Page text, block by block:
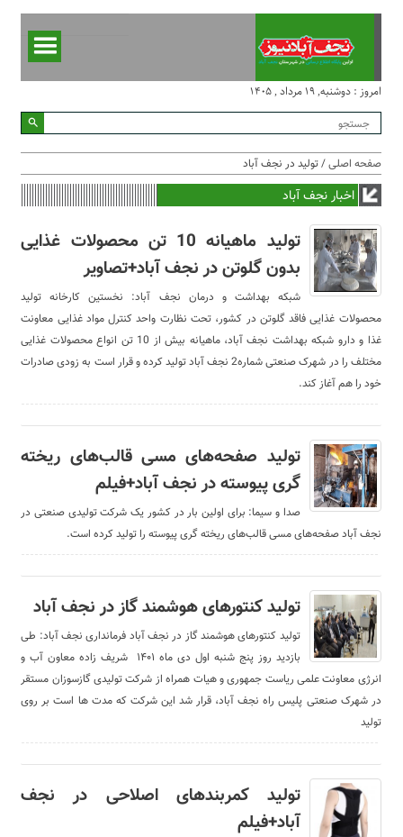
امروز : دوشنبه, ۱۹ مرداد , ۱۴۰۵
صفحه اصلی/ تولید در نجف آباد
اخبار نجف آباد
تولید ماهیانه 10 تن محصولات غذایی
بدون گلوتن در نجف آباد+تصاویر
شبکه بهداشت و درمان نجف آباد: نخستین کارخانه تولید
محصولات غذایی فاقد گلوتن در کشور، تحت نظارت واحد کنترل مواد غذایی معاونت
غذا و دارو شبکه بهداشت نجف آباد، ماهیانه بیش از 10 تن انواع محصولات غذایی
مختلف را در شهرک صنعتی شماره2 نجف آباد تولید کرده و قرار است به زودی صادرات
خود را هم آغاز کند.
تولید صفحه‌های مسی قالب‌های ریخته
گری پیوسته در نجف آباد+فیلم
صدا و سیما: برای اولین بار در کشور یک شرکت تولیدی صنعتی در
نجف آباد صفحه‌های مسی قالب‌های ریخته گری پیوسته را تولید کرده است.
تولید کنتورهای هوشمند گاز در نجف آباد
تولید کنتورهای هوشمند گاز در نجف آباد فرمانداری نجف آباد: طی
بازدید روز پنج شنبه اول دی ماه ۱۴۰۱ شریف زاده معاون آب و
انرژی معاونت علمی ریاست جمهوری و هیات همراه از شرکت تولیدی گازسوزان مستقر
در شهرک صنعتی پلیس راه نجف آباد، قرار شد این شرکت که مدت ها است بر روی
تولید
تولید کمربندهای اصلاحی در نجف
آباد+فیلم